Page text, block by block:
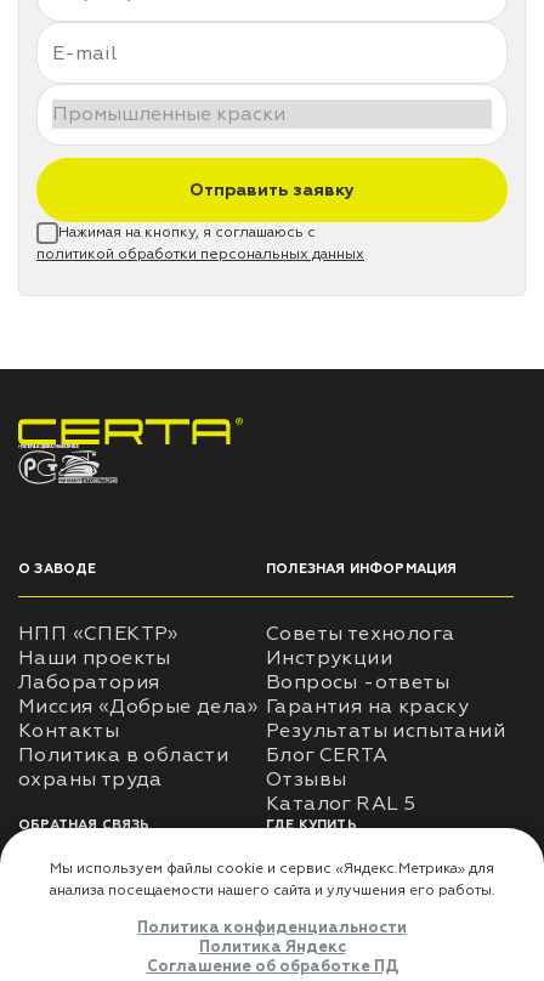
Отправить заявку
Нажимая на кнопку, я соглашаюсь с
политикой обработки персональных данных
НПП «СПЕКТР» ЗАВОД ЛАКОКРАСОЧНЫХ МАТЕРИАЛОВ
О ЗАВОДЕ
НПП «СПЕКТР»
Наши проекты
Лаборатория
Миссия «Добрые дела»
Контакты
Политика в области
ПОЛЕЗНАЯ ИНФОРМАЦИЯ
Советы технолога
Инструкции
Вопросы -ответы
Гарантия на краску
Результаты испытаний
Блог CERTA
Отзывы
Каталог RAL 5
ОБРАТНАЯ СВЯЗЬ
Использование
использования личных
ГДЕ КУПИТЬ
Доставка
Где купить